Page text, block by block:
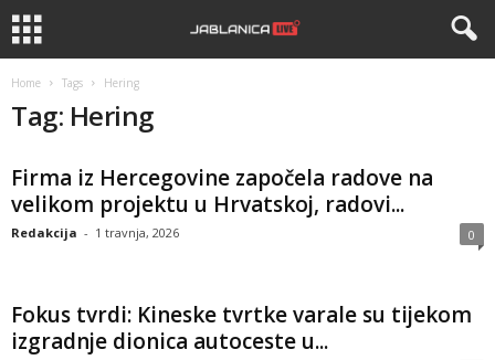
Home Tags Hering
Tag: Hering
Firma iz Hercegovine započela radove na
velikom projektu u Hrvatskoj, radovi...
Redakcija - 1 travnja, 2026 0
Fokus tvrdi: Kineske tvrtke varale su tijekom
izgradnje dionica autoceste u...